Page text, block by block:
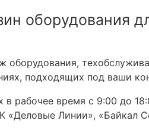
оборудования
подходящих под ваши
рабочее время с 9:00 до
«Деловые Линии», «Байкал